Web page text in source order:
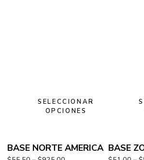
SELECCIONAR
OPCIONES
BASE NORTE AMERICA BASE